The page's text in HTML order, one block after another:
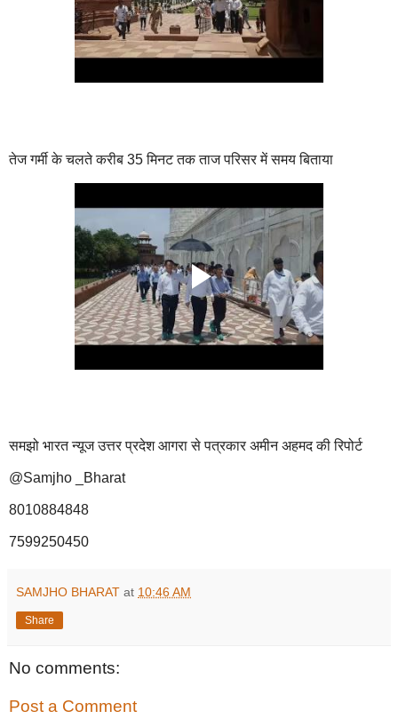
तेज गर्मी के चलते करीब 35 मिनट तक ताज परिसर में समय बिताया
समझो भारत न्यूज उत्तर प्रदेश आगरा से पत्रकार अमीन अहमद की रिपोर्ट
@Samjho _Bharat
8010884848
7599250450
SAMJHO BHARAT at 10:46 AM
Share
No comments:
Post a Comment